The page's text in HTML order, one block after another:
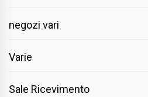
negozi vari
Varie
Sale Ricevimento